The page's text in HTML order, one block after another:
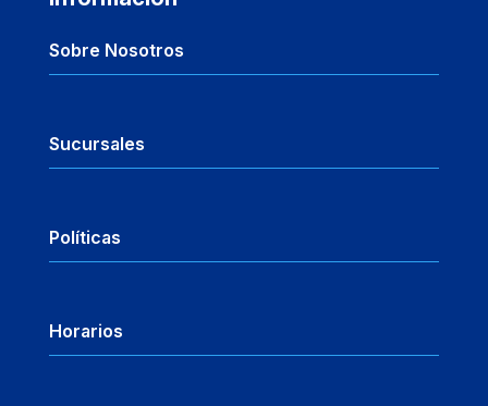
Sobre Nosotros
Sucursales
Políticas
Horarios